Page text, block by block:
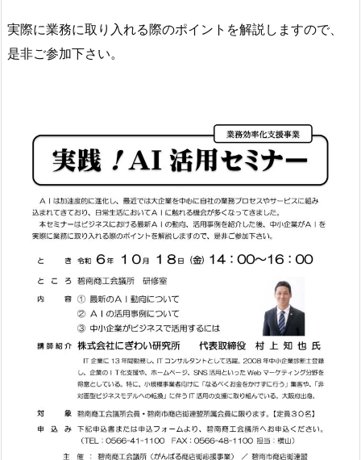
実際に業務に取り入れる際のポイントを解説しますので、
是非ご参加下さい。